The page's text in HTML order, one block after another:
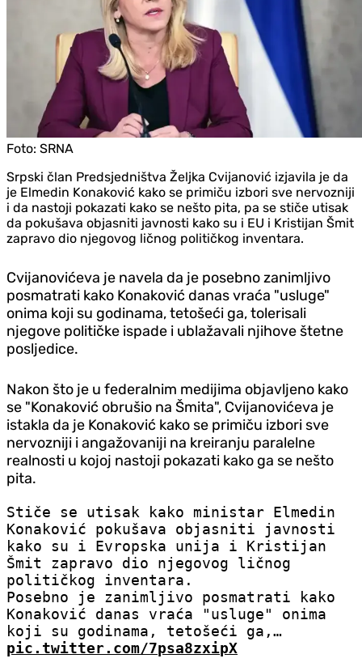
Foto: SRNA
Srpski član Predsjedništva Željka Cvijanović izjavila je da
je Elmedin Konaković kako se primiču izbori sve nervozniji
i da nastoji pokazati kako se nešto pita, pa se stiče utisak
da pokušava objasniti javnosti kako su i EU i Kristijan Šmit
zapravo dio njegovog ličnog političkog inventara.
Cvijanovićeva je navela da je posebno zanimljivo
posmatrati kako Konaković danas vraća "usluge"
onima koji su godinama, tetošeći ga, tolerisali
njegove političke ispade i ublažavali njihove štetne
posljedice.
Nakon što je u federalnim medijima objavljeno kako
se "Konaković obrušio na Šmita", Cvijanovićeva je
istakla da je Konaković kako se primiču izbori sve
nervozniji i angažovaniji na kreiranju paralelne
realnosti u kojoj nastoji pokazati kako ga se nešto
pita.
Stiče se utisak kako ministar Elmedin
Konaković pokušava objasniti javnosti
kako su i Evropska unija i Kristijan
Šmit zapravo dio njegovog ličnog
političkog inventara.
Posebno je zanimljivo posmatrati kako
Konaković danas vraća "usluge" onima
koji su godinama, tetošeći ga,…
pic.twitter.com/7psa8zxipX